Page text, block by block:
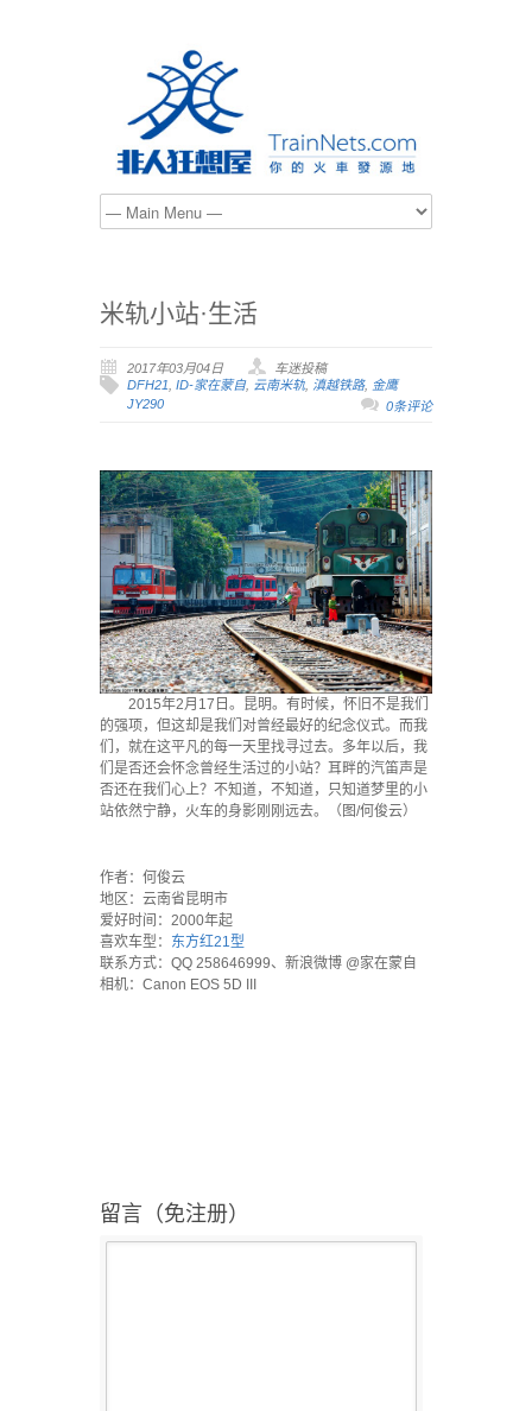
米轨小站·生活
2017年03月04日
车迷投稿
DFH21, ID-家在蒙自, 云南米轨, 滇越铁路, 金鹰
JY290
0条评论
2015年2月17日。昆明。有时候，怀旧不是我们
的强项，但这却是我们对曾经最好的纪念仪式。而我
们，就在这平凡的每一天里找寻过去。多年以后，我
们是否还会怀念曾经生活过的小站？耳畔的汽笛声是
否还在我们心上？不知道，不知道，只知道梦里的小
站依然宁静，火车的身影刚刚远去。（图/何俊云）
作者：何俊云
地区：云南省昆明市
爱好时间：2000年起
喜欢车型： 东方红21型
联系方式：QQ 258646999、新浪微博 @家在蒙自
相机：Canon EOS 5D III
留言（免注册）